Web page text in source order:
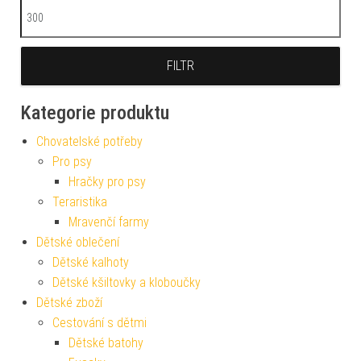
Maximální cena
FILTR
Kategorie produktu
Chovatelské potřeby
Pro psy
Hračky pro psy
Teraristika
Mravenčí farmy
Dětské oblečení
Dětské kalhoty
Dětské kšiltovky a kloboučky
Dětské zboží
Cestování s dětmi
Dětské batohy